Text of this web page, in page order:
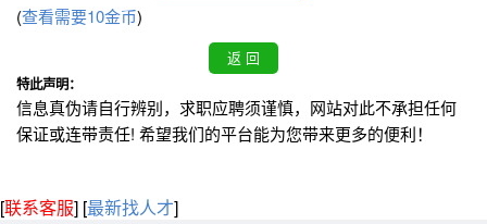
(查看需要10金币)
特此声明：
信息真伪请自行辨别，求职应聘须谨慎，网站对此不承担任何
保证或连带责任! 希望我们的平台能为您带来更多的便利！
[联系客服] [最新找人才]